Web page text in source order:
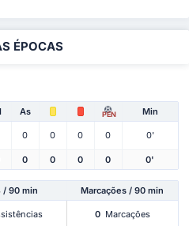
ÉPOCAS
As PEN Min
0 0 0 0 0'
0 0 0 0 0'
/ 90 min Marcações / 90 min
0 Marcações